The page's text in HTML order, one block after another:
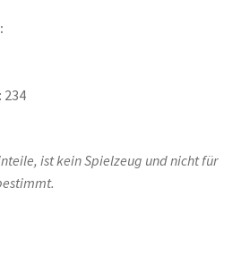
ist kein Spielzeug und nicht für